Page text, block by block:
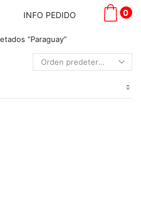
INFO PEDIDO 0
“Paraguay”